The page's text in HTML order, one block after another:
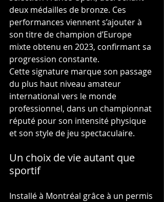
deux médailles de bronze. Ces
performances viennent s’ajouter à
son titre de champion d’Europe
mixte obtenu en 2023, confirmant sa
progression constante.
Cette signature marque son passage
du plus haut niveau amateur
international vers le monde
professionnel, dans un championnat
réputé pour son intensité physique
et son style de jeu spectaculaire.
Un choix de vie autant que
sportif
Installé à Montréal grâce à un permis